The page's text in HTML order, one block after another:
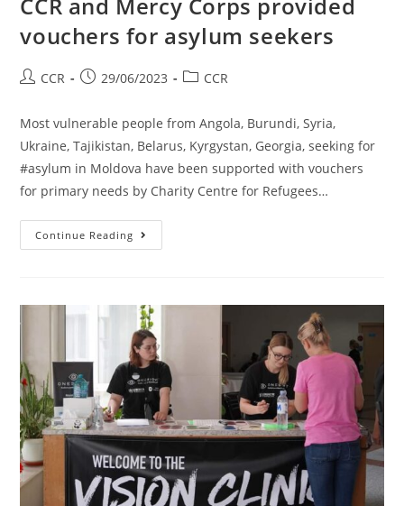
CCR and Mercy Corps provided
vouchers for asylum seekers
CCR 29/06/2023 CCR
Most vulnerable people from Angola, Burundi, Syria,
Ukraine, Tajikistan, Belarus, Kyrgystan, Georgia, seeking for
#asylum in Moldova have been supported with vouchers
for primary needs by Charity Centre for Refugees…
Continue Reading